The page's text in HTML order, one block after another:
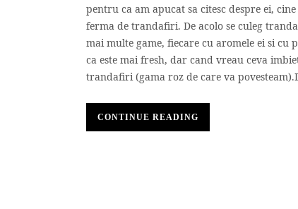
pentru ca am apucat sa citesc despre ei,
ferma de trandafiri. De acolo se culeg
mai multe game, fiecare cu aromele ei si cu
ca este mai fresh, dar cand vreau ceva
trandafiri (gama roz de care va
CONTINUE READING